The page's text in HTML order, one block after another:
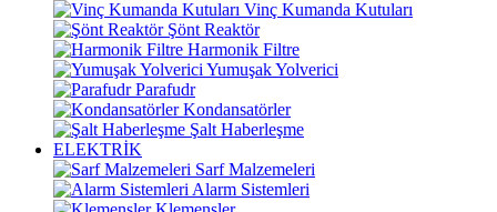
Vinç Kumanda Kutuları
Şönt Reaktör
Harmonik Filtre
Yumuşak Yolverici
Parafudr
Kondansatörler
Şalt Haberleşme
ELEKTRİK
Sarf Malzemeleri
Alarm Sistemleri